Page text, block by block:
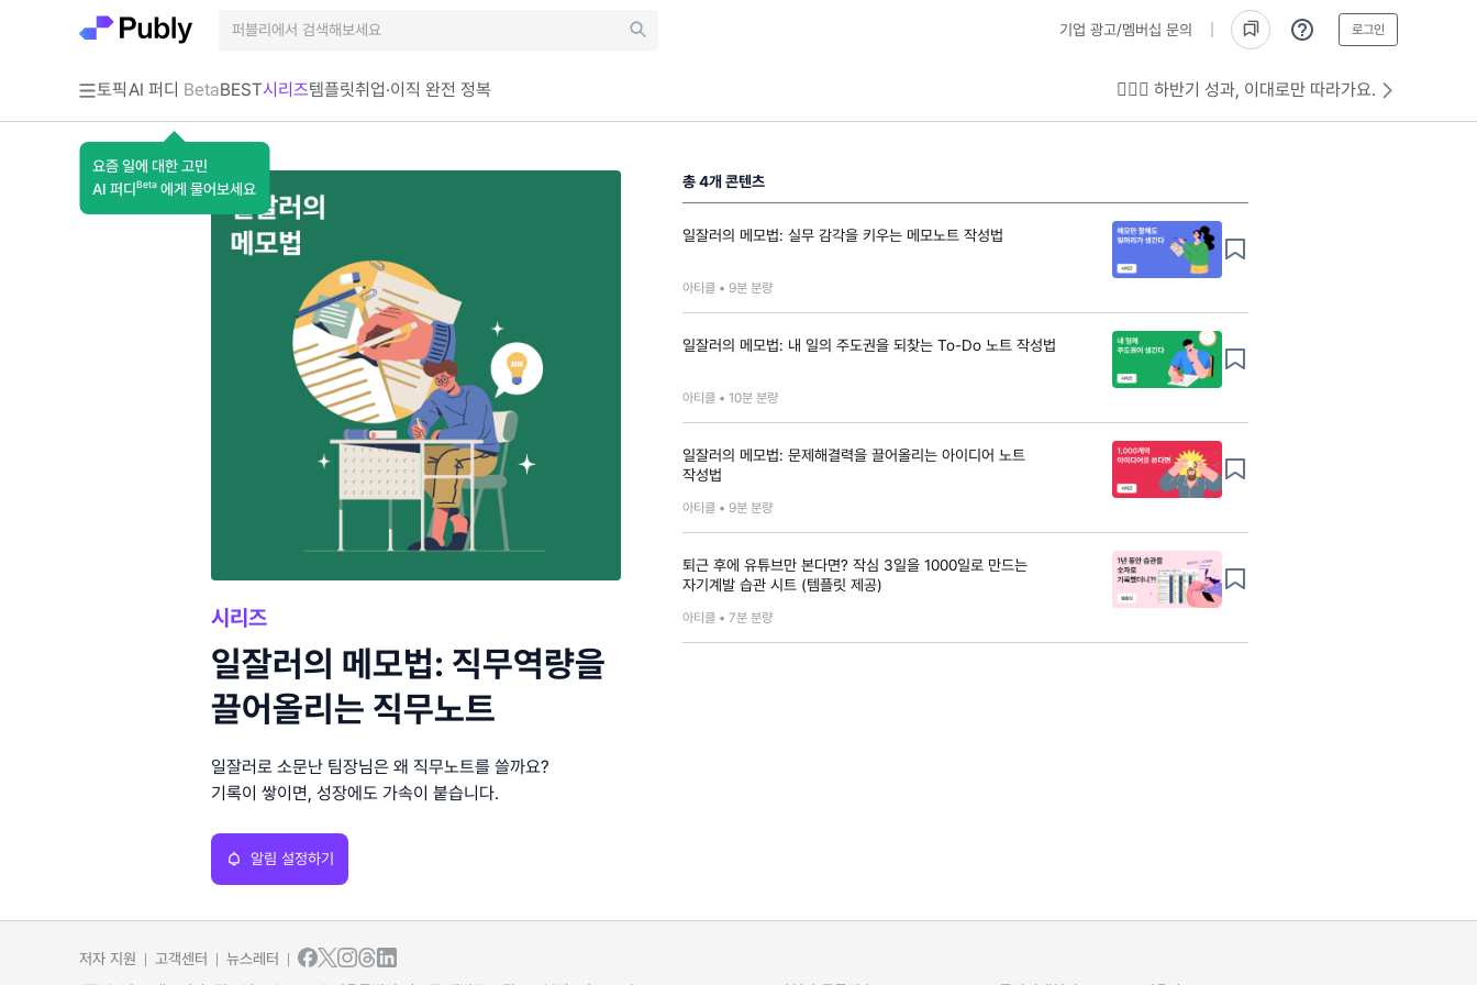
기업 광고/멤버십 문의 로그인
토픽AI 퍼디 Beta
요즘 일에 대한 고민
AI 퍼디 Beta 에게 물어보세요
BEST시리즈템플릿취업·이직 완전 정복 💁🏻‍♂️ 하반기 성과, 이대로만 따라가요.
시리즈
일잘러의 메모법: 직무역량을
끌어올리는 직무노트
일잘러로 소문난 팀장님은 왜 직무노트를 쓸까요?
기록이 쌓이면, 성장에도 가속이 붙습니다.
알림 설정하기
총4개 콘텐츠
일잘러의 메모법: 실무 감각을 키우는 메모노트 작성법
아티클 •9분 분량
일잘러의 메모법: 내 일의 주도권을 되찾는 To-Do 노트 작성법
아티클 •10분 분량
일잘러의 메모법: 문제해결력을 끌어올리는 아이디어 노트
작성법
아티클 •9분 분량
퇴근 후에 유튜브만 본다면? 작심 3일을 1000일로 만드는
자기계발 습관 시트 (템플릿 제공)
아티클 •7분 분량
저자 지원 고객센터
뉴스레터